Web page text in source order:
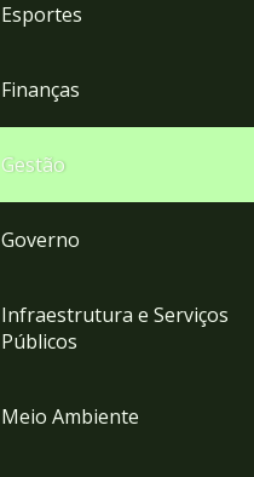
Esportes
Finanças
Gestão
Governo
Infraestrutura e Serviços
Públicos
Meio Ambiente